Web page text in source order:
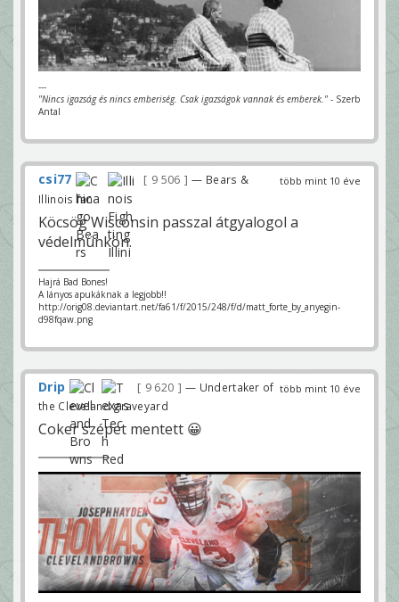
---
"Nincs igazság és nincs emberiség. Csak igazságok vannak és emberek." - Szerb
Antal
több mint 10 éve
csi77 9 506
— Bears &
Illinois fan
Köcsög Wisconsin passzal átgyalogol a
védelmünkön.
Hajrá Bad Bones!
A lányos apukáknak a legjobb!!
http://orig08.deviantart.net/fa61/f/2015/248/f/d/matt_forte_by_anyegin-
d98fqaw.png
több mint 10 éve
Drip 9 620
— Undertaker of
the Cleveland graveyard
Coker szépet mentett 😀